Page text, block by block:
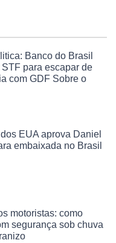
Banco do Brasil
para escapar de
com GDF Sobre o
EUA aprova Daniel
embaixada no Brasil
motoristas: como
segurança sob chuva